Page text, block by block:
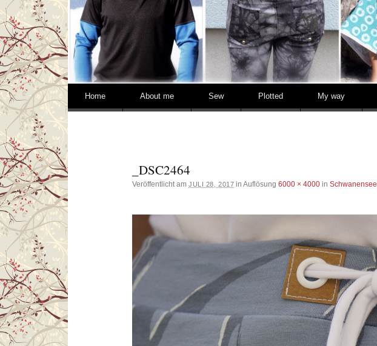
Springe zum Inhalt
Home About me Sew Plotted My way
_DSC2464
Veröffentlicht am JULI 28, 2017 in Auflösung6000 × 4000 inSchwanensee